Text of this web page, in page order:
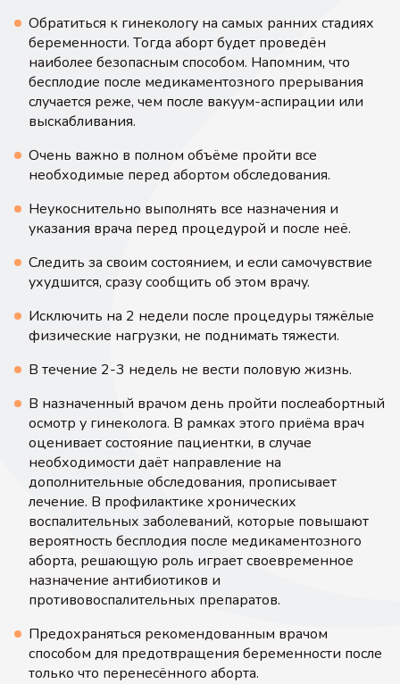
Обратиться к гинекологу на самых ранних стадиях
беременности. Тогда аборт будет проведён
наиболее безопасным способом. Напомним, что
бесплодие после медикаментозного прерывания
случается реже, чем после вакуум-аспирации или
выскабливания.
Очень важно в полном объёме пройти все
необходимые перед абортом обследования.
Неукоснительно выполнять все назначения и
указания врача перед процедурой и после неё.
Следить за своим состоянием, и если самочувствие
ухудшится, сразу сообщить об этом врачу.
Исключить на 2 недели после процедуры тяжёлые
физические нагрузки, не поднимать тяжести.
В течение 2-3 недель не вести половую жизнь.
В назначенный врачом день пройти послеабортный
осмотр у гинеколога. В рамках этого приёма врач
оценивает состояние пациентки, в случае
необходимости даёт направление на
дополнительные обследования, прописывает
лечение. В профилактике хронических
воспалительных заболеваний, которые повышают
вероятность бесплодия после медикаментозного
аборта, решающую роль играет своевременное
назначение антибиотиков и
противовоспалительных препаратов.
Предохраняться рекомендованным врачом
способом для предотвращения беременности после
только что перенесённого аборта.